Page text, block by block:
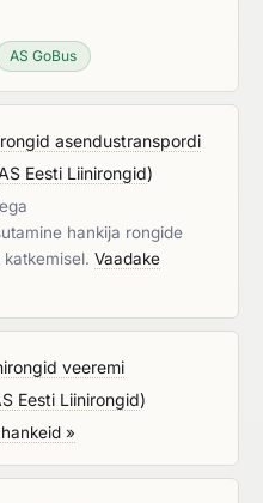
AS GoBus
asendustranspordi
Eesti Liinirongid)
hankija rongide
Vaadake
veeremi
Eesti Liinirongid)
»